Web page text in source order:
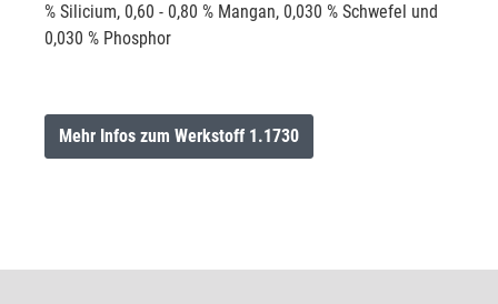
% Silicium, 0,60 - 0,80 % Mangan, 0,030 % Schwefel und
0,030 % Phosphor
Mehr Infos zum Werkstoff 1.1730